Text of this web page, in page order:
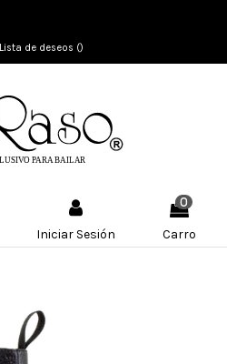
Lista de deseos ()
Iniciar Sesión
0
Carro